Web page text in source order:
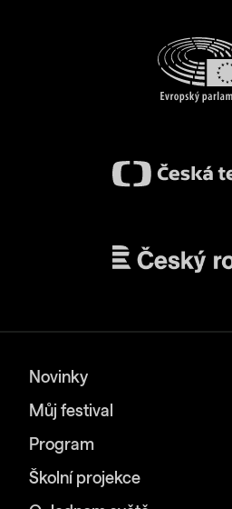
Novinky
Můj festival
Program
Školní projekce